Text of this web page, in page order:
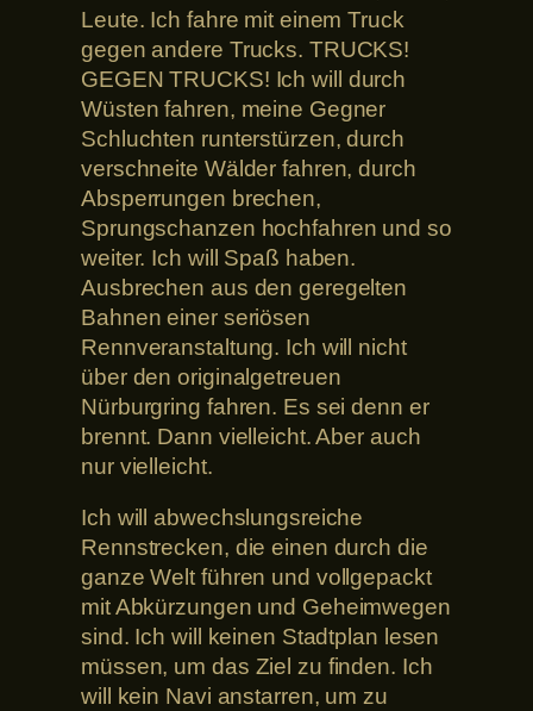
Leute. Ich fahre mit einem Truck
gegen andere Trucks. TRUCKS!
GEGEN TRUCKS! Ich will durch
Wüsten fahren, meine Gegner
Schluchten runterstürzen, durch
verschneite Wälder fahren, durch
Absperrungen brechen,
Sprungschanzen hochfahren und so
weiter. Ich will Spaß haben.
Ausbrechen aus den geregelten
Bahnen einer seriösen
Rennveranstaltung. Ich will nicht
über den originalgetreuen
Nürburgring fahren. Es sei denn er
brennt. Dann vielleicht. Aber auch
nur vielleicht.
Ich will abwechslungsreiche
Rennstrecken, die einen durch die
ganze Welt führen und vollgepackt
mit Abkürzungen und Geheimwegen
sind. Ich will keinen Stadtplan lesen
müssen, um das Ziel zu finden. Ich
will kein Navi anstarren, um zu